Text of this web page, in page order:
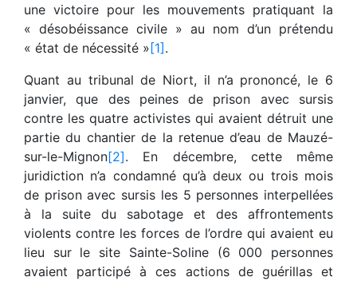
une victoire pour les mouvements pratiquant la
« désobéissance civile » au nom d’un prétendu
« état de nécessité »[1].
Quant au tribunal de Niort, il n’a prononcé, le 6
janvier, que des peines de prison avec sursis
contre les quatre activistes qui avaient détruit une
partie du chantier de la retenue d’eau de Mauzé-
sur-le-Mignon[2]. En décembre, cette même
juridiction n’a condamné qu’à deux ou trois mois
de prison avec sursis les 5 personnes interpellées
à la suite du sabotage et des affrontements
violents contre les forces de l’ordre qui avaient eu
lieu sur le site Sainte-Soline (6 000 personnes
avaient participé à ces actions de guérillas et